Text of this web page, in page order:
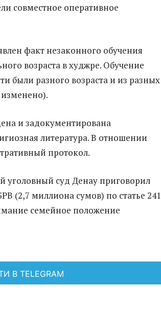
совместное оперативное
факт незаконного обучения
возраста в худжре. Обучение
были разного возраста и из разных
и задокументирована
литература. В отношении
протокол.
уголовный суд Денау приговорил
(2,7 миллиона сумов) по статье 241
семейное положение
В TELEGRAM